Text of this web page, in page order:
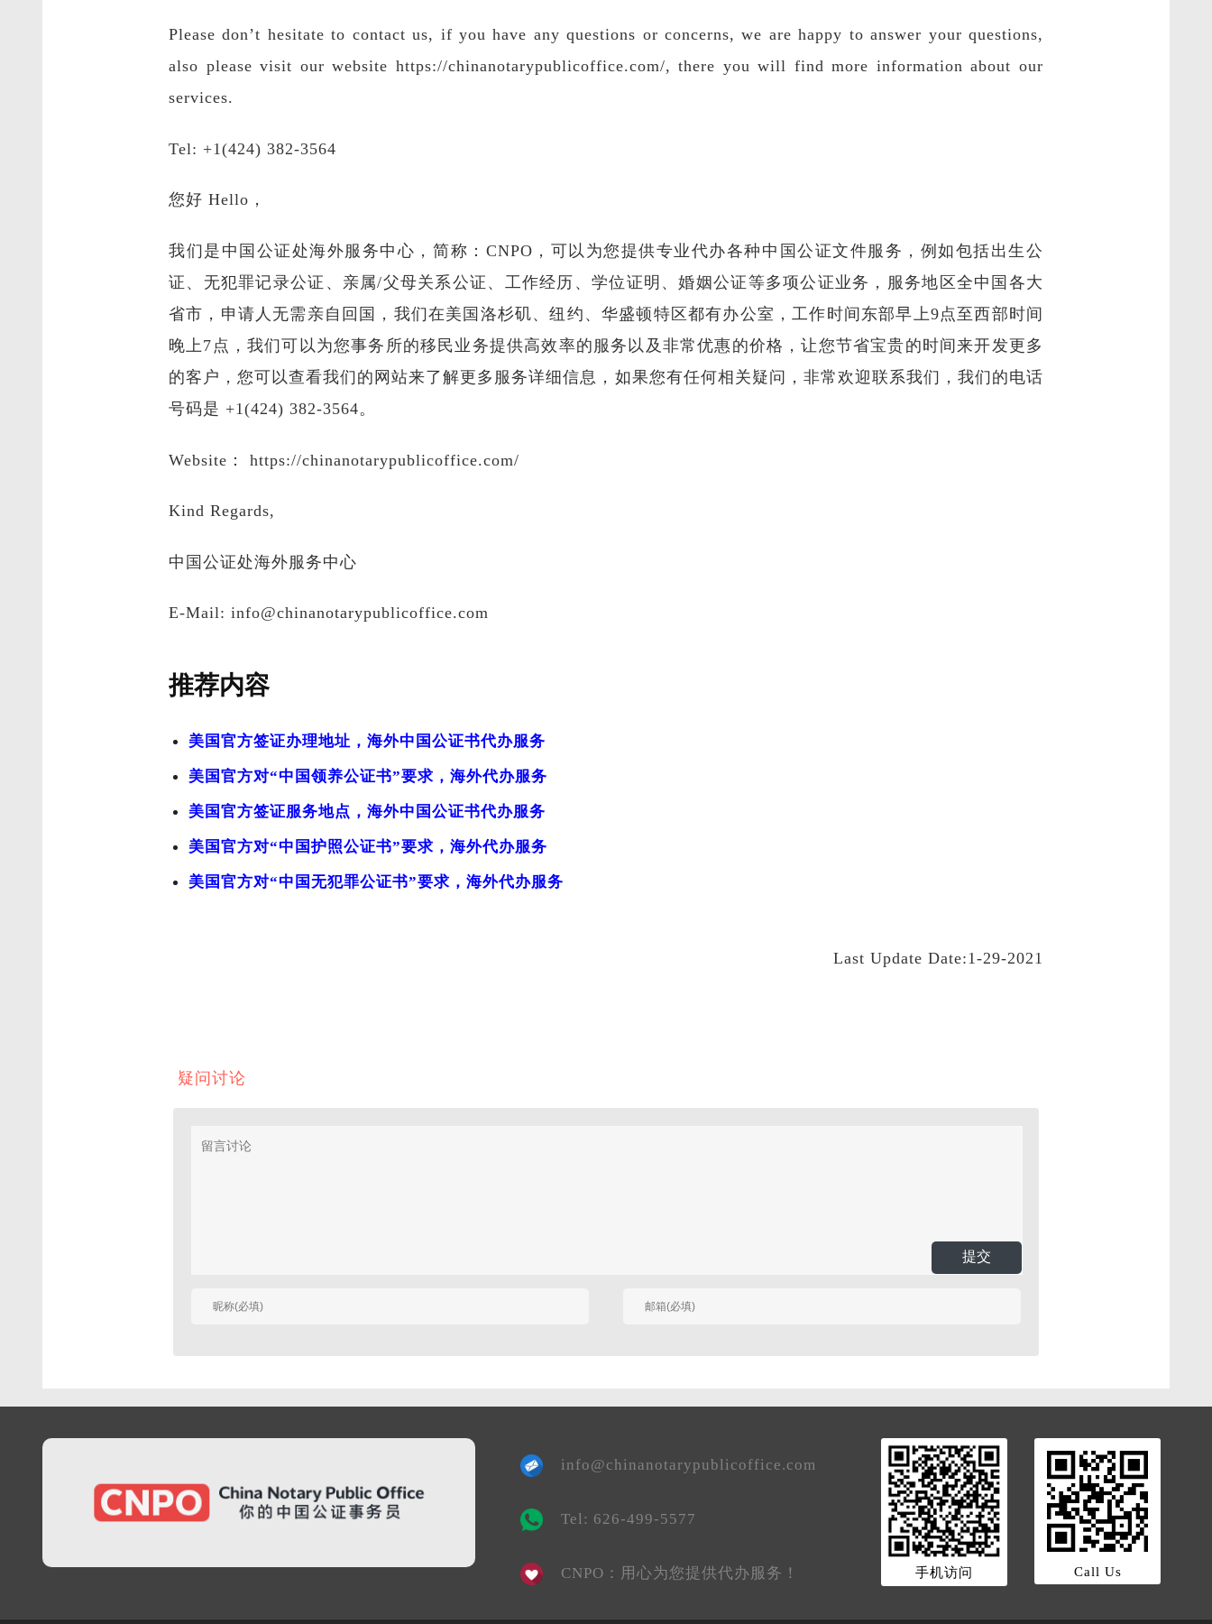
Please don’t hesitate to contact us, if you have any questions or concerns, we are happy to answer your questions,
also please visit our website https://chinanotarypublicoffice.com/, there you will find more information about our
services.
Tel: +1(424) 382-3564
您好 Hello，
我们是中国公证处海外服务中心，简称：CNPO，可以为您提供专业代办各种中国公证文件服务，例如包括出生公
证、无犯罪记录公证、亲属/父母关系公证、工作经历、学位证明、婚姻公证等多项公证业务，服务地区全中国各大
省市，申请人无需亲自回国，我们在美国洛杉矶、纽约、华盛顿特区都有办公室，工作时间东部早上9点至西部时间
晚上7点，我们可以为您事务所的移民业务提供高效率的服务以及非常优惠的价格，让您节省宝贵的时间来开发更多
的客户，您可以查看我们的网站来了解更多服务详细信息，如果您有任何相关疑问，非常欢迎联系我们，我们的电话
号码是 +1(424) 382-3564。
Website： https://chinanotarypublicoffice.com/
Kind Regards,
中国公证处海外服务中心
E-Mail: info@chinanotarypublicoffice.com
推荐内容
美国官方签证办理地址，海外中国公证书代办服务
美国官方对“中国领养公证书”要求，海外代办服务
美国官方签证服务地点，海外中国公证书代办服务
美国官方对“中国护照公证书”要求，海外代办服务
美国官方对“中国无犯罪公证书”要求，海外代办服务
Last Update Date:1-29-2021
疑问讨论
提交
info@chinanotarypublicoffice.com
Tel: 626-499-5577
CNPO：用心为您提供代办服务！ 手机访问 Call Us